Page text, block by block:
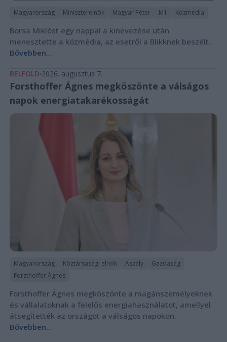
Magyarország Miniszterelnök Magyar Péter M1 Közmédia
Borsa Miklóst egy nappal a kinevezése után
menesztette a közmédia, az esetről a Blikknek beszélt.
Bővebben...
BELFÖLD 2026. augusztus 7.
Forsthoffer Ágnes megköszönte a válságos
napok energiatakarékosságát
Magyarország Köztársasági elnök Aszály
Gazdaság
Forsthoffer Ágnes
Forsthoffer Ágnes megköszönte a magánszemélyeknek
és vállalatoknak a felelős energiahasználatot, amellyel
átsegítették az országot a válságos napokon.
Bővebben...